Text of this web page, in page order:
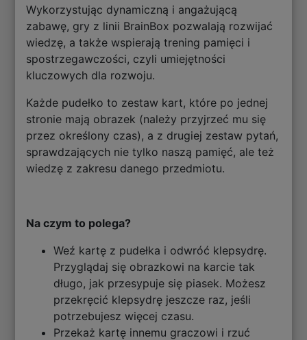
Wykorzystując dynamiczną i angażującą
zabawę, gry z linii BrainBox pozwalają rozwijać
wiedzę, a także wspierają trening pamięci i
spostrzegawczości, czyli umiejętności
kluczowych dla rozwoju.
Każde pudełko to zestaw kart, które po jednej
stronie mają obrazek (należy przyjrzeć mu się
przez określony czas), a z drugiej zestaw pytań,
sprawdzających nie tylko naszą pamięć, ale też
wiedzę z zakresu danego przedmiotu.
Na czym to polega?
Weź kartę z pudełka i odwróć klepsydrę.
Przyglądaj się obrazkowi na karcie tak
długo, jak przesypuje się piasek. Możesz
przekręcić klepsydrę jeszcze raz, jeśli
potrzebujesz więcej czasu.
Przekaż kartę innemu graczowi i rzuć